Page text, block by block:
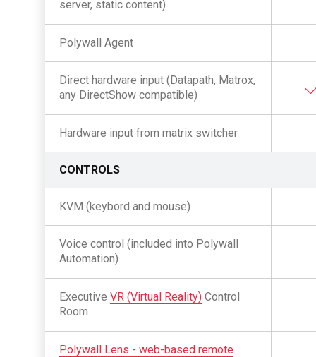
CONTROLS
KVM (keybord and mouse)
Voice control (included into Polywall
Automation)
Executive VR (Virtual Reality) Control
Room
Polywall Lens - web-based remote
server, static content)
Polywall Agent
Direct hardware input (Datapath, Matrox,
any DirectShow compatible)
Hardware input from matrix switcher